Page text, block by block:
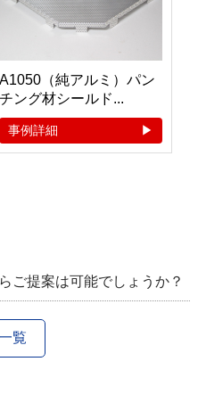
A1050（純アルミ）パン
チング材シールド...
事例詳細
ご提案は可能でしょうか？
覧